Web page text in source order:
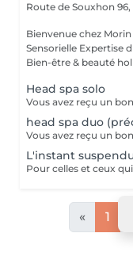
Route de Souxhon 96,
Bienvenue chez Morin Amma Head
Sensorielle Expertise du cuir chevelu Soins capillaires naturels
Bien-être & beauté
Head spa solo
head spa duo
L'instant
« 1